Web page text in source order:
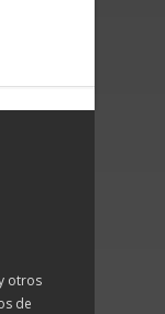
otros
de